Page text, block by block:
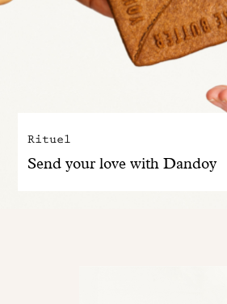
Mon compte
E-Shop
Rituel
Send your love with Dandoy